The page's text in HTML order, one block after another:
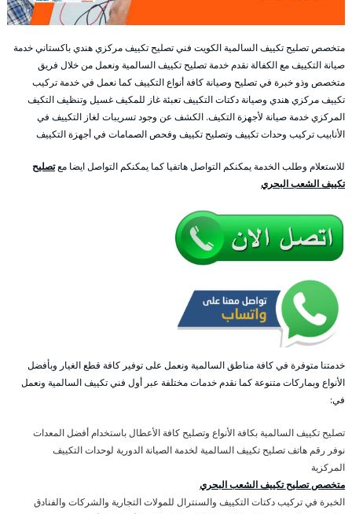
متخصص تصليح تكييف السالمية الكويت فني تصليح تكييف مركزي هندي باكستاني خدمة
صيانة التكييف مع الكفالة نقدم خدمة تصليح تكييف السالمية ونعمل من خلال فريق
متخصص وذو خبرة في تصليح وصيانة كافة أنواع التكييف كما نعمل في خدمة تركيب
تكييف مركزي هندي وصيانة دكتات التكييف تعبئة غاز للمكيف غسيل وتنظيف التكيف
المركزي خدمة صيانة لأجهزة التكيف. الكشف عن وجود تسريبات لغاز التكييف في
الأنابيب تركيب وحدات تكييف وتصليح تكييف وفحص الصمامات في أجهزة التكييف
للاستعلام وطلب الخدمة يمكنكم التواصل هاتفيا كما يمكنكم التواصل ايضا معتصليح
تكييف الشعب البحري
خدمتنا متوفرة في كافة مناطق السالمية ونعمل على توفير كافة قطع الغيار وبأفضل
الأنواع وبماركات متنوعة كما نقدم خدمات مختلفة عبر أول فني تكييف السالمية ونعمل
في:
تصليح تكييف السالمية بكافة الأنواع وتصليح كافة الأعطال باستخدام أفضل المعدات
نوفر رقم هاتف تصليح تكييف السالمية لخدمة الصيانة الدورية لوحدات التكييف
المركزية
متخصص تصليح تكييف الشعب البحري
الخبرة في تركيب دكتات التكييف والسنترال للمولات التجارية والشركات والفنادق